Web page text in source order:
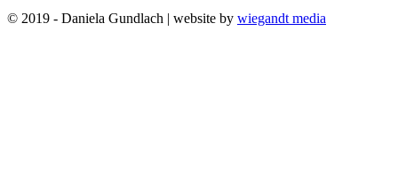
© 2019 - Daniela Gundlach | website by wiegandt media